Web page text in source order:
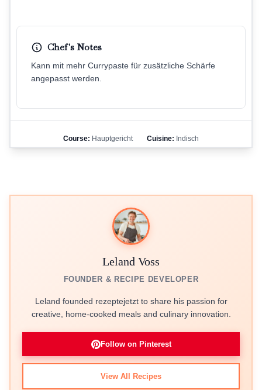
Chef's Notes
Kann mit mehr Currypaste für zusätzliche Schärfe
angepasst werden.
Course: Hauptgericht Cuisine: Indisch
Leland Voss
FOUNDER & RECIPE DEVELOPER
Leland founded rezeptejetzt to share his passion for
creative, home-cooked meals and culinary innovation.
Follow on Pinterest
View All Recipes